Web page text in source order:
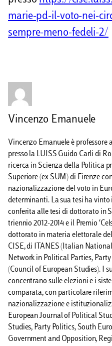
marie-pd-il-voto-nei-
sempre-meno-fedeli-2/
Vincenzo Emanuele
Vincenzo Emanuele è professore
presso la LUISS Guido Carli di
ricerca in Scienza della Politica
Superiore (ex SUM) di Firenze
nazionalizzazione del voto in
determinanti. La sua tesi ha vinto
conferita alle tesi di dottorato in
triennio 2012-2014 e il Premio
dottorato in materia elettorale
CISE, di ITANES (Italian
Network in Political Parties,
(Council of European Studies). I
concentrano sulle elezioni e i
comparata, con particolare
nazionalizzazione e
European Journal of Political
Studies, Party Politics, South
Government and Opposition,